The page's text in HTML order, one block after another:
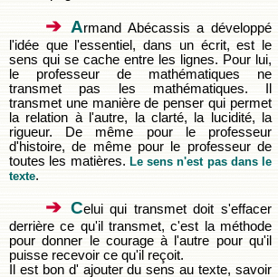
➔ Armand Abécassis a développé
l'idée que l'essentiel, dans un écrit, est le
sens qui se cache entre les lignes. Pour lui,
le professeur de mathématiques ne
transmet pas les mathématiques. Il
transmet une manière de penser qui permet
la relation à l'autre, la clarté, la lucidité, la
rigueur. De même pour le professeur
d'histoire, de même pour le professeur de
toutes les matières. Le sens n'est pas dans le
texte.
➔ Celui qui transmet doit s'effacer
derrière ce qu'il transmet, c'est la méthode
pour donner le courage à l'autre pour qu'il
puisse recevoir ce qu'il reçoit.
Il est bon d' ajouter du sens au texte, savoir